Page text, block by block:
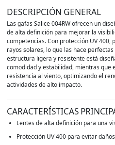
DESCRIPCIÓN GENERAL
Las gafas Salice 004RW ofrecen un
de alta definición para mejorar la
competencias. Con protección UV 400,
rayos solares, lo que las hace
estructura ligera y resistente está
comodidad y estabilidad, mientras que
resistencia al viento, optimizando el
actividades de alto impacto.
CARACTERÍSTICAS
Lentes de alta definición para una
Protección UV 400 para evitar